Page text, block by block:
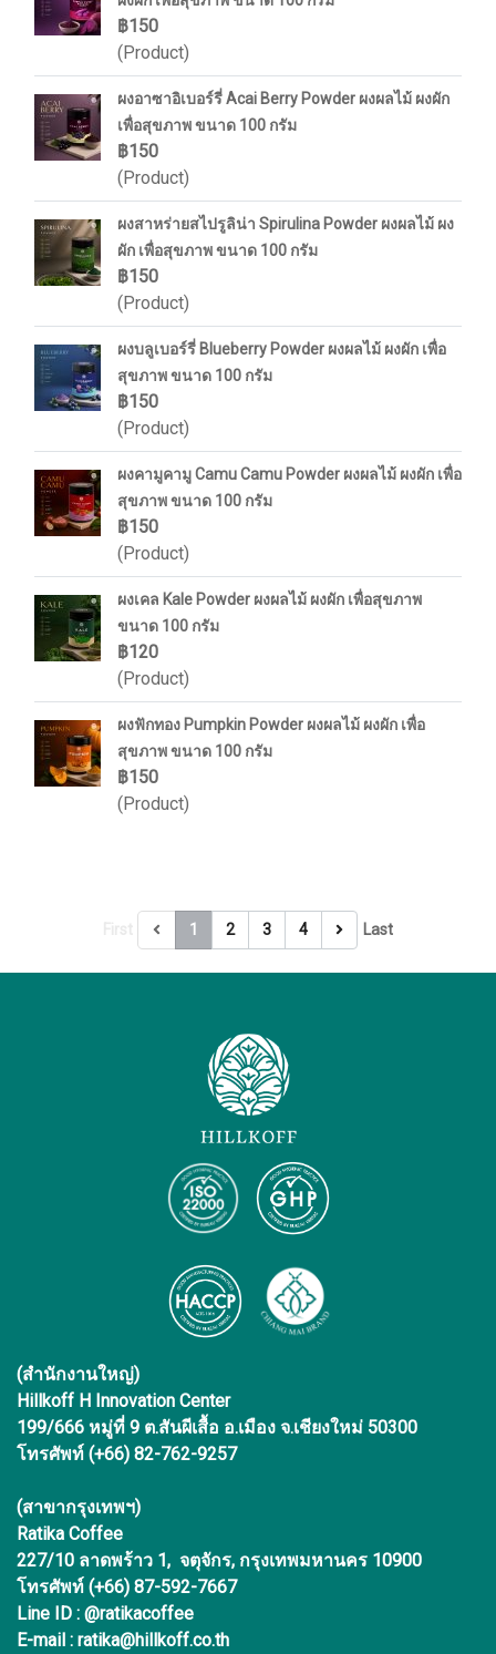
฿150
(Product)
ผงอาซาอิเบอร์รี่ Acai Berry Powder ผงผลไม้ ผงผัก
เพื่อสุขภาพ ขนาด 100 กรัม
฿150
(Product)
ผงสาหร่ายสไปรูลิน่า Spirulina Powder ผงผลไม้ ผง
ผัก เพื่อสุขภาพ ขนาด 100 กรัม
฿150
(Product)
ผงบลูเบอร์รี่ Blueberry Powder ผงผลไม้ ผงผัก เพื่อ
สุขภาพ ขนาด 100 กรัม
฿150
(Product)
ผงคามูคามู Camu Camu Powder ผงผลไม้ ผงผัก เพื่อ
สุขภาพ ขนาด 100 กรัม
฿150
(Product)
ผงเคล Kale Powder ผงผลไม้ ผงผัก เพื่อสุขภาพ
ขนาด 100 กรัม
฿120
(Product)
ผงฟักทอง Pumpkin Powder ผงผลไม้ ผงผัก เพื่อ
สุขภาพ ขนาด 100 กรัม
฿150
(Product)
1 2 3 4 Last
(สำนักงานใหญ่)
Hillkoff H Innovation Center
199/666 หมู่ที่ 9 ต.สันผีเสื้อ อ.เมือง จ.เชียงใหม่ 50300
โทรศัพท์ (+66) 82-762-9257
(สาขากรุงเทพฯ)
Ratika Coffee
227/10 ลาดพร้าว 1, จตุจักร, กรุงเทพมหานคร 10900
โทรศัพท์ (+66) 87-592-7667
Line ID : @ratikacoffee
E-mail : ratika@hillkoff.co.th